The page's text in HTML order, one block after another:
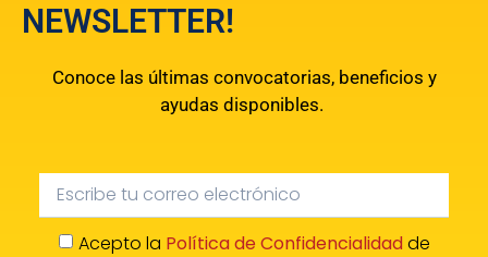
NEWSLETTER!
Conoce las últimas convocatorias, beneficios y
ayudas disponibles.
Acepto la Política de Confidencialidadde